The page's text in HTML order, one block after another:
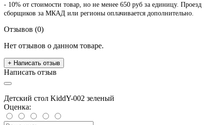
- 10% от стоимости товар, но не менее 650 руб за единицу. Проезд
сборщиков за МКАД или регионы оплачивается дополнительно.
Отзывов (0)
Нет отзывов о данном товаре.
+ Написать отзыв
Написать отзыв
Детский стол KiddY-002 зеленый
Оценка: